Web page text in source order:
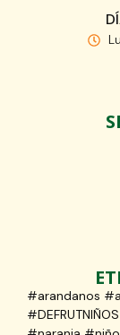
#arandanos